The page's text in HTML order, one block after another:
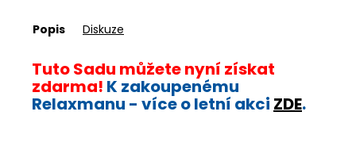
Popis Diskuze
Tuto Sadu můžete nyní získat
zdarma! K zakoupenému
Relaxmanu - více o letní akci ZDE.